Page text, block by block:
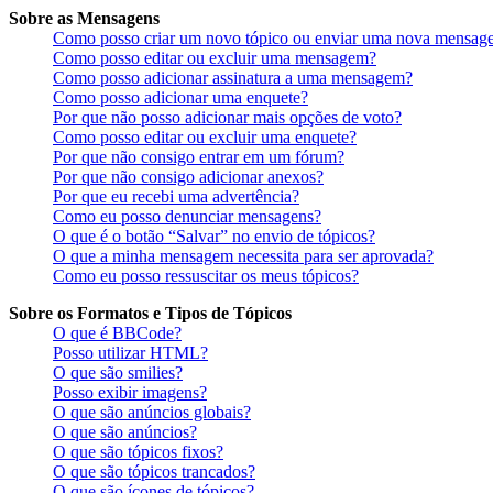
Sobre as Mensagens
Como posso criar um novo tópico ou enviar uma nova
Como posso editar ou excluir uma mensagem?
Como posso adicionar assinatura a uma mensagem?
Como posso adicionar uma enquete?
Por que não posso adicionar mais opções de voto?
Como posso editar ou excluir uma enquete?
Por que não consigo entrar em um fórum?
Por que não consigo adicionar anexos?
Por que eu recebi uma advertência?
Como eu posso denunciar mensagens?
O que é o botão “Salvar” no envio de tópicos?
O que a minha mensagem necessita para ser aprovada?
Como eu posso ressuscitar os meus tópicos?
Sobre os Formatos e Tipos de Tópicos
O que é BBCode?
Posso utilizar HTML?
O que são smilies?
Posso exibir imagens?
O que são anúncios globais?
O que são anúncios?
O que são tópicos fixos?
O que são tópicos trancados?